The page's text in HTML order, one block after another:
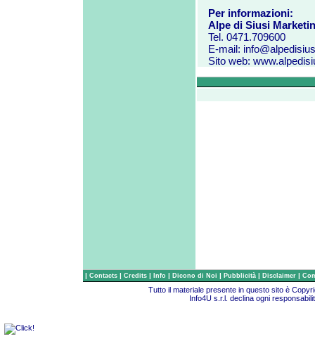
Per informazioni:
Alpe di Siusi
Tel. 0471.709600
E-mail:
Sito web:
| Contacts | Credits | Info | Dicono di Noi | Pubblicità | Disclaimer |
Tutto il materiale presente in questo sito è
Info4U s.r.l. declina ogni